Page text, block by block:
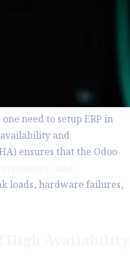
need to setup ERP in
and
ensures that the Odoo
loads, hardware failures,